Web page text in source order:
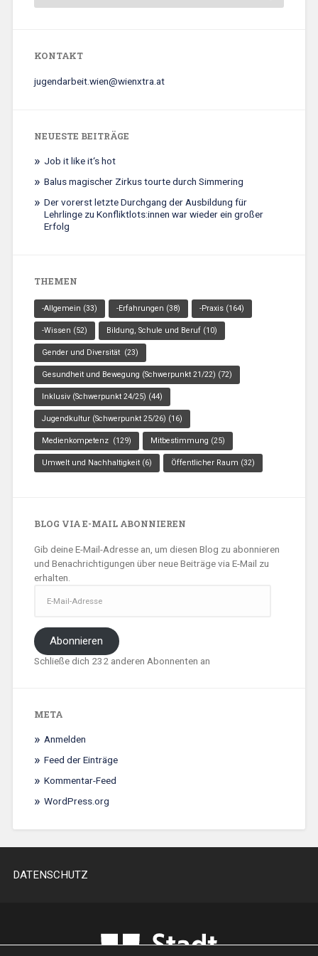
KONTAKT
jugendarbeit.wien@wienxtra.at
NEUESTE BEITRÄGE
Job it like it‘s hot
Balus magischer Zirkus tourte durch Simmering
Der vorerst letzte Durchgang der Ausbildung für
Lehrlinge zu Konfliktlots:innen war wieder ein großer
Erfolg
THEMEN
-Allgemein (33) -Erfahrungen (38) -Praxis(164)
-Wissen (52) Bildung, Schule und Beruf(10)
Gender und Diversität (23)
Gesundheit und Bewegung (Schwerpunkt 21/22) (72)
Inklusiv (Schwerpunkt 24/25) (44)
Jugendkultur (Schwerpunkt 25/26) (16)
Medienkompetenz (129) Mitbestimmung (25)
Umwelt und Nachhaltigkeit(6) Öffentlicher Raum (32)
BLOG VIA E-MAIL ABONNIEREN
Gib deine E-Mail-Adresse an, um diesen Blog zu abonnieren
und Benachrichtigungen über neue Beiträge via E-Mail zu
erhalten.
Mail-
Adresse
Abonnieren
Schließe dich 232 anderen Abonnenten an
META
Anmelden
Feed der Einträge
Kommentar-Feed
WordPress.org
DATENSCHUTZ